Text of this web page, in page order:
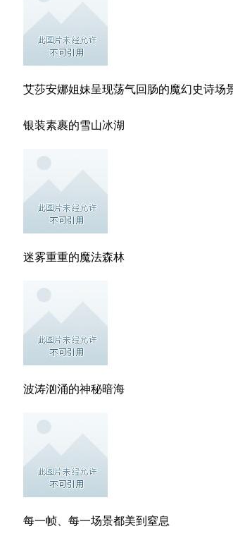
艾莎安娜姐妹呈现荡气回肠的魔幻史诗场
银装素裹的雪山冰湖
迷雾重重的魔法森林
波涛汹涌的神秘暗海
每一帧、每一场景都美到窒息